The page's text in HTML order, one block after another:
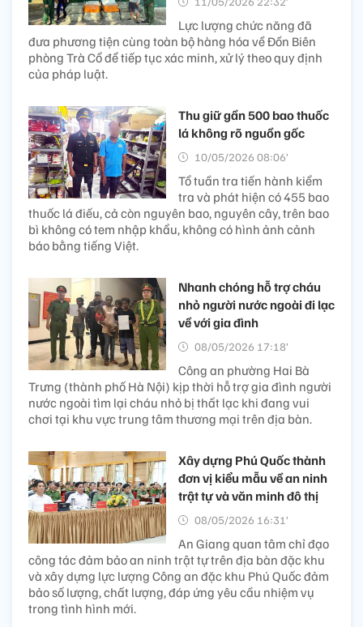
Lực lượng chức năng đã
đưa phương tiện cùng toàn bộ hàng hóa về Đồn Biên
phòng Trà Cổ để tiếp tục xác minh, xử lý theo quy định
của pháp luật.
Thu giữ gần 500 bao thuốc
lá không rõ nguồn gốc
10/05/2026 08:06’
Tổ tuần tra tiến hành kiểm
tra và phát hiện có 455 bao
thuốc lá điếu, cả còn nguyên bao, nguyên cây, trên bao
bì không có tem nhập khẩu, không có hình ảnh cảnh
báo bằng tiếng Việt.
Nhanh chóng hỗ trợ cháu
nhỏ người nước ngoài đi lạc
về với gia đình
08/05/2026 17:18’
Công an phường Hai Bà
Trưng (thành phố Hà Nội) kịp thời hỗ trợ gia đình người
nước ngoài tìm lại cháu nhỏ bị thất lạc khi đang vui
chơi tại khu vực trung tâm thương mại trên địa bàn.
Xây dựng Phú Quốc thành
đơn vị kiểu mẫu về an ninh
trật tự và văn minh đô thị
08/05/2026 16:31’
An Giang quan tâm chỉ đạo
công tác đảm bảo an ninh trật tự trên địa bàn đặc khu
và xây dựng lực lượng Công an đặc khu Phú Quốc đảm
bảo số lượng, chất lượng, đáp ứng yêu cầu nhiệm vụ
trong tình hình mới.